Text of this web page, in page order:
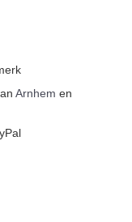
Arnhem en